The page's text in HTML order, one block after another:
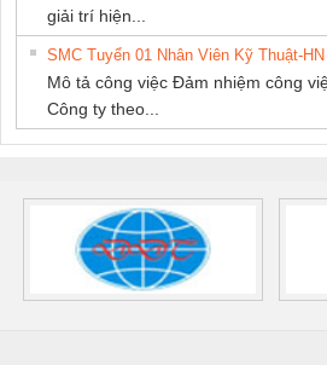
giải trí hiện...
SMC Tuyển 01 Nhân Viên Kỹ Thuật-HN
Mô tả công việc Đảm nhiệm công
Công ty theo...